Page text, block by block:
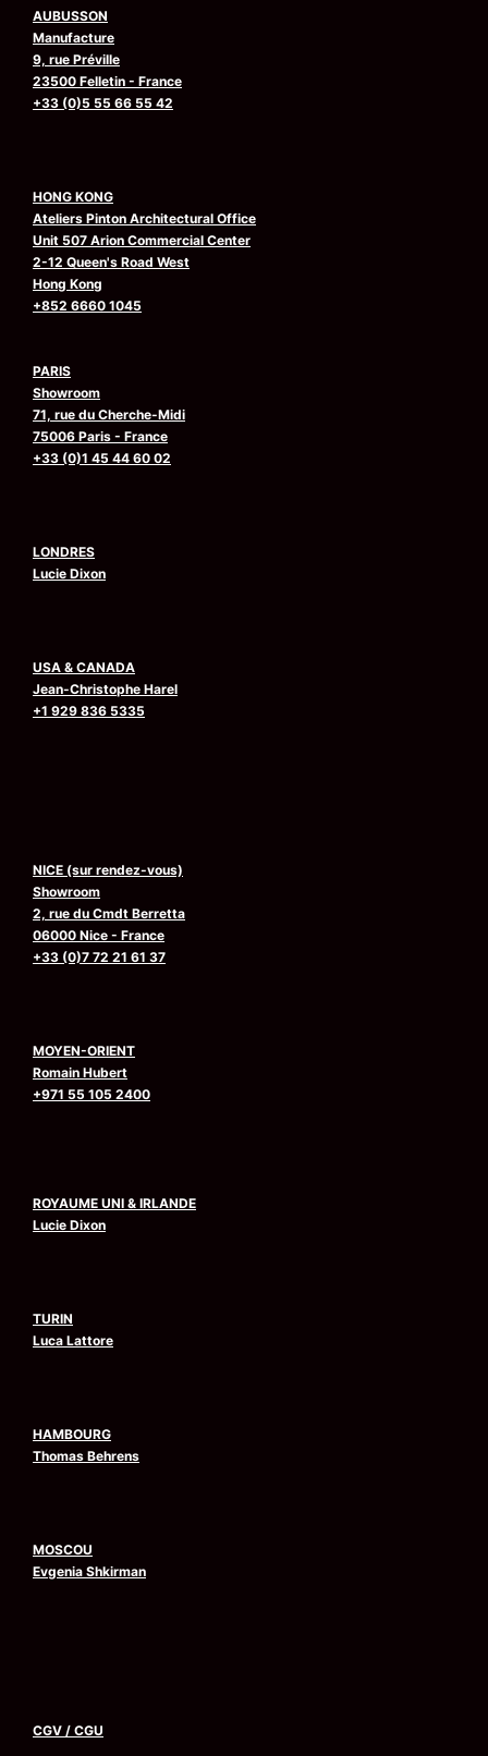
AUBUSSON
Manufacture
9, rue Préville
23500 Felletin - France
+33 (0)5 55 66 55 42
HONG KONG
Ateliers Pinton Architectural Office
Unit 507 Arion Commercial Center
2-12 Queen's Road West
Hong Kong
+852 6660 1045
PARIS
Showroom
71, rue du Cherche-Midi
75006 Paris - France
+33 (0)1 45 44 60 02
LONDRES
Lucie Dixon
USA & CANADA
Jean-Christophe Harel
+1 929 836 5335
NICE (sur rendez-vous)
Showroom
2, rue du Cmdt Berretta
06000 Nice - France
+33 (0)7 72 21 61 37
MOYEN-ORIENT
Romain Hubert
+971 55 105 2400
ROYAUME UNI & IRLANDE
Lucie Dixon
TURIN
Luca Lattore
HAMBOURG
Thomas Behrens
MOSCOU
Evgenia Shkirman
CGV / CGU